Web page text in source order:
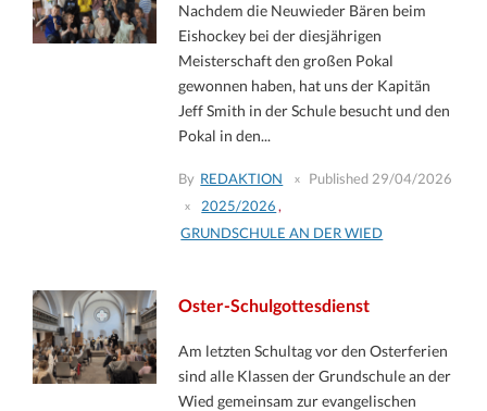
Nachdem die Neuwieder Bären beim
Eishockey bei der diesjährigen
Meisterschaft den großen Pokal
gewonnen haben, hat uns der Kapitän
Jeff Smith in der Schule besucht und den
Pokal in den...
By REDAKTION Published 29/04/2026
2025/2026 ,
GRUNDSCHULE AN DER WIED
Oster-Schulgottesdienst
Am letzten Schultag vor den Osterferien
sind alle Klassen der Grundschule an der
Wied gemeinsam zur evangelischen